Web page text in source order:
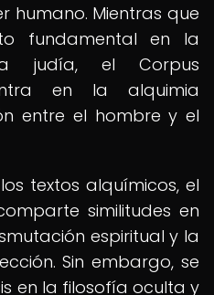
humano. Mientras que
fundamental en la
judía, el Corpus
en la alquimia
entre el hombre y el
textos alquímicos, el
similitudes en
espiritual y la
Sin embargo, se
en la filosofía oculta y